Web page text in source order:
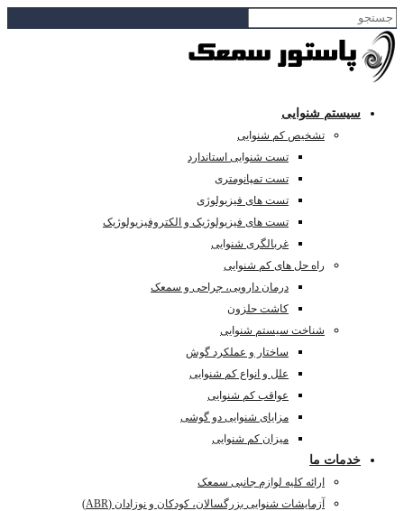
سیستم شنوایی
تشخیص کم شنوایی
تست شنوایی استاندارد
تست تمپانومتری
تست های فیزیولوژی
تست های فیزیولوژیک و الکتروفیزیولوژیک
غربالگری شنوایی
راه حل های کم شنوایی
درمان دارویی، جراحی و سمعک
کاشت حلزون
شناخت سیستم شنوایی
ساختار و عملکرد گوش
علل و انواع کم شنوایی
عواقب کم شنوایی
مزایای شنوایی دو گوشی
میزان کم شنوایی
خدمات ما
ارائه کلیه لوازم جانبی سمعک
آزمایشات شنوایی بزرگسالان، کودکان و نوزادان (ABR)